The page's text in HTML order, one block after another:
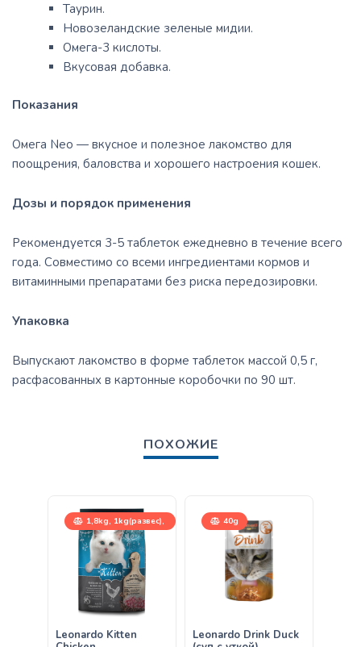
Таурин.
Новозеландские зеленые мидии.
Омега-3 кислоты.
Вкусовая добавка.
Показания
Омега Neo — вкусное и полезное лакомство для
поощрения, баловства и хорошего настроения кошек.
Дозы и порядок применения
Рекомендуется 3-5 таблеток ежедневно в течение всего
года. Совместимо со всеми ингредиентами кормов и
витаминными препаратами без риска передозировки.
Упаковка
Выпускают лакомство в форме таблеток массой 0,5 г,
расфасованных в картонные коробочки по 90 шт.
ПОХОЖИЕ
1,8kg, 1kg(развес),
7,5kg
Leonardo Kitten
40g
Leonardo Drink Duck